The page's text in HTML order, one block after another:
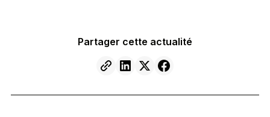
Partager cette actualité